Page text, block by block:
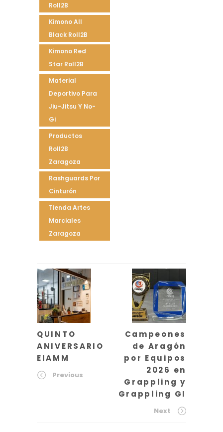
Roll2B
Kimono All
Black Roll2B
Kimono Red
Star Roll2B
Material
Deportivo Para
Jiu-Jitsu Y No-
Gi
Productos
Roll2B
Zaragoza
Rashguards Por
Cinturón
Tienda Artes
Marciales
Zaragoza
QUINTO
ANIVERSARIO
EIAMM
Previous
Campeones
de Aragón
por Equipos
2026 en
Grappling y
Grappling GI
Next